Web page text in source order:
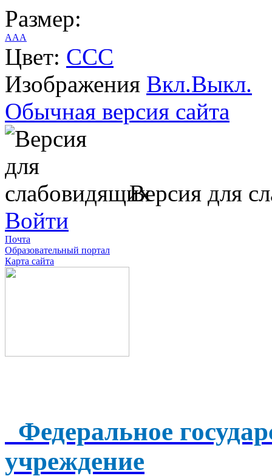
Размер:
AAA
Цвет: CCC
Изображения Вкл.Выкл.
Обычная версия сайта
Версия для
Войти
Почта
Образовательный портал
Карта сайта
Федеральное
учреждение